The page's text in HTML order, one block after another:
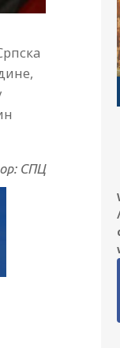
СПЦ